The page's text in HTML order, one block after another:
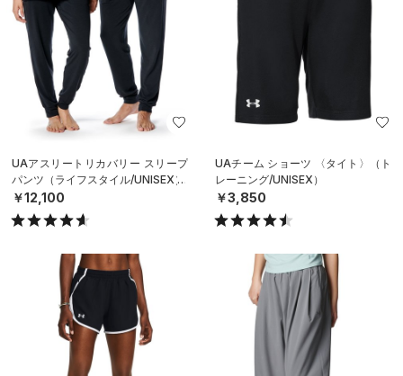
UAアスリートリカバリー スリープ
パンツ（ライフスタイル/UNISEX）
￥12,100
UAチーム ショーツ 〈タイト〉（ト
レーニング/UNISEX）
￥3,850